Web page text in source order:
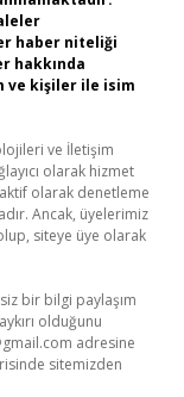
haber niteliği
hakkında
ve kişiler ile isim
ve İletişim
olarak hizmet
olarak denetleme
Ancak, üyelerimiz
siteye üye olarak
bir bilgi paylaşım
olduğunu
adresine
sitemizden